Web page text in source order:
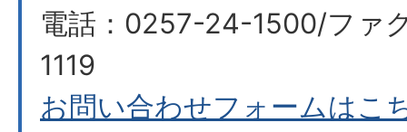
電話：0257-24-1500/ファ
1119
お問い合わせフォームはこ